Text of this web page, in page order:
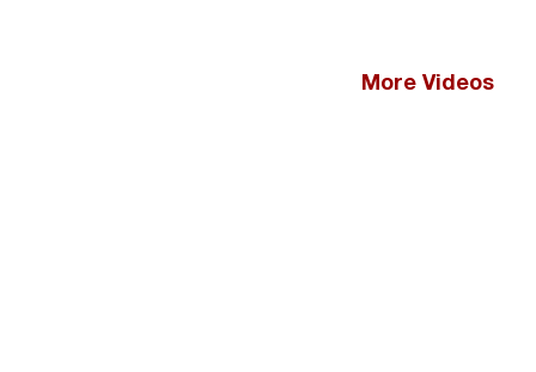
More Videos